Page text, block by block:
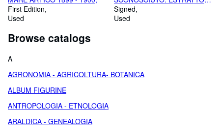
First Edition
Used
DA "ATTI"DELL'ASS.
GEOFISICA ITALIANA NAPOLI
Signed
Used
Browse catalogs
A
AGRONOMIA - AGRICOLTURA- BOTANICA
ALBUM FIGURINE
ANTROPOLOGIA - ETNOLOGIA
ARALDICA - GENEALOGIA